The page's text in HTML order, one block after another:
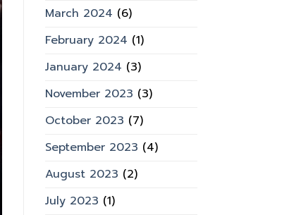
March 2024 (6)
February 2024 (1)
January 2024 (3)
November 2023 (3)
October 2023 (7)
September 2023 (4)
August 2023 (2)
July 2023 (1)